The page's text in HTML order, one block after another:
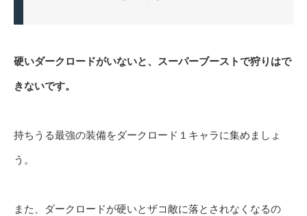
硬いダークロードがいないと、スーパーブーストで狩りはで
きないです。
持ちうる最強の装備をダークロード１キャラに集めましょ
う。
また、ダークロードが硬いとザコ敵に落とされなくなるの